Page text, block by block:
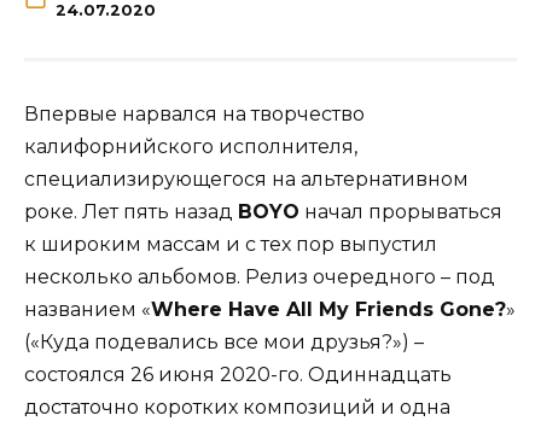
24.07.2020
Впервые нарвался на творчество
калифорнийского исполнителя,
специализирующегося на альтернативном
роке. Лет пять назад BOYO начал прорываться
к широким массам и с тех пор выпустил
несколько альбомов. Релиз очередного – под
названием «Where Have All My Friends Gone?»
(«Куда подевались все мои друзья?») –
состоялся 26 июня 2020-го. Одиннадцать
достаточно коротких композиций и одна